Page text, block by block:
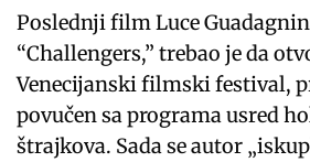
Poslednji film Luce
“Challengers,” trebao je da
Venecijanski filmski festival,
povučen sa programa usred
štrajkova. Sada se autor